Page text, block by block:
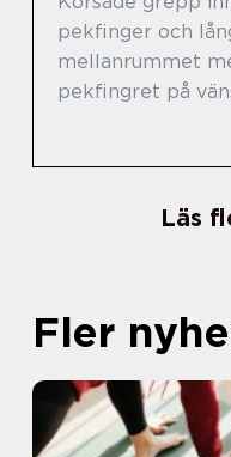
pekfinger och
mellanrummet
pekfingret på
Läs
Fler